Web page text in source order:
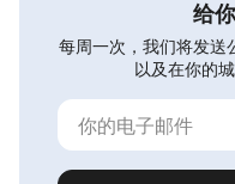
给
每周一次，我们将发送
以及在你的